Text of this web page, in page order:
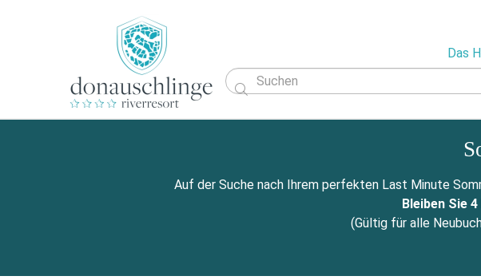
Das

Auf der Suche nach Ihrem perfekten Last Minute
Bleiben Sie
(Gültig für alle